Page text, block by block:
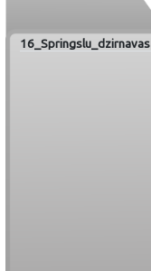
16_Springslu_dzirnavas